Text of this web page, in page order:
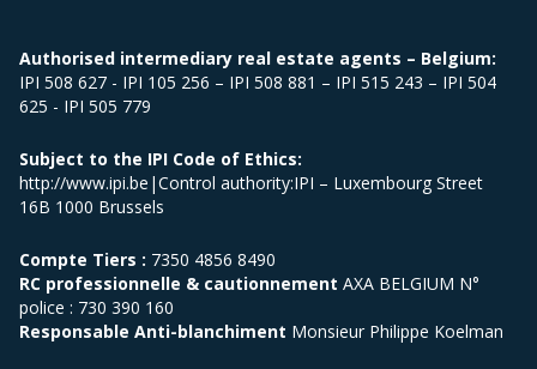
Authorised intermediary real estate agents – Belgium:
IPI 508 627 - IPI 105 256 – IPI 508 881 – IPI 515 243 – IPI 504
625 - IPI 505 779
Subject to the IPI Code of Ethics:
http://www.ipi.be|Control authority:IPI – Luxembourg Street
16B 1000 Brussels
Compte Tiers : 7350 4856 8490
RC professionnelle & cautionnement AXA BELGIUM N°
police : 730 390 160
Responsable Anti-blanchiment Monsieur Philippe Koelman